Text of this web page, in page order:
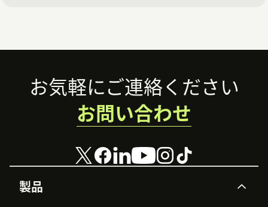
Footer
製品
お気軽にご連絡ください
お問い合わせ